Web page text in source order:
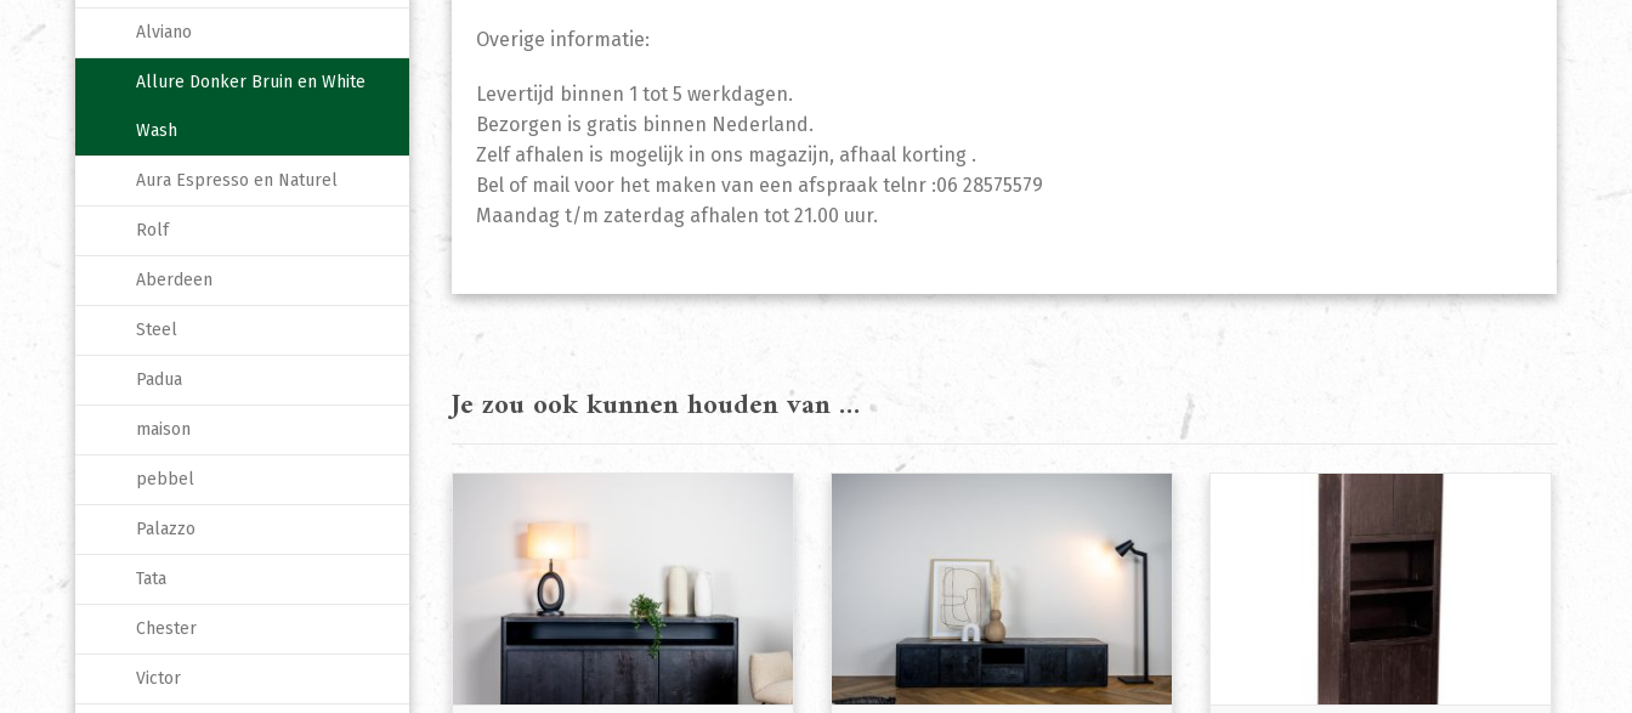
Overige informatie:
Levertijd binnen 1 tot 5 werkdagen.
Bezorgen is gratis binnen Nederland.
Zelf afhalen is mogelijk in ons magazijn, afhaal korting .
Bel of mail voor het maken van een afspraak telnr :06 28575579
Maandag t/m zaterdag afhalen tot 21.00 uur.
Je zou ook kunnen houden van …
Alviano
Allure Donker Bruin en White
Wash
Aura Espresso en Naturel
Rolf
Aberdeen
Steel
Padua
maison
pebbel
Palazzo
Tata
Chester
Victor